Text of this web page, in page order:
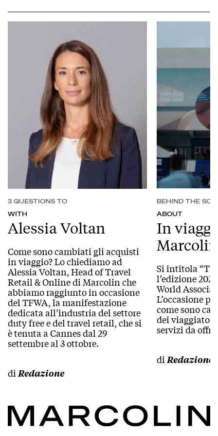
3 QUESTIONS TO
WITH
Alessia Voltan
Come sono cambiati gli acquisti
in viaggio? Lo chiediamo ad
Alessia Voltan, Head of Travel
Retail & Online di Marcolin che
abbiamo raggiunto in occasione
del TFWA, la manifestazione
dedicata all’industria del settore
duty free e del travel retail, che si
è tenuta a Cannes dal 29
settembre al 3 ottobre.
di Redazione
BEHIND THE
ABOUT
In
Marcolin
Si intitola
l’edizione
World
L’occasione
come sono
dei
servizi da
di Redazione